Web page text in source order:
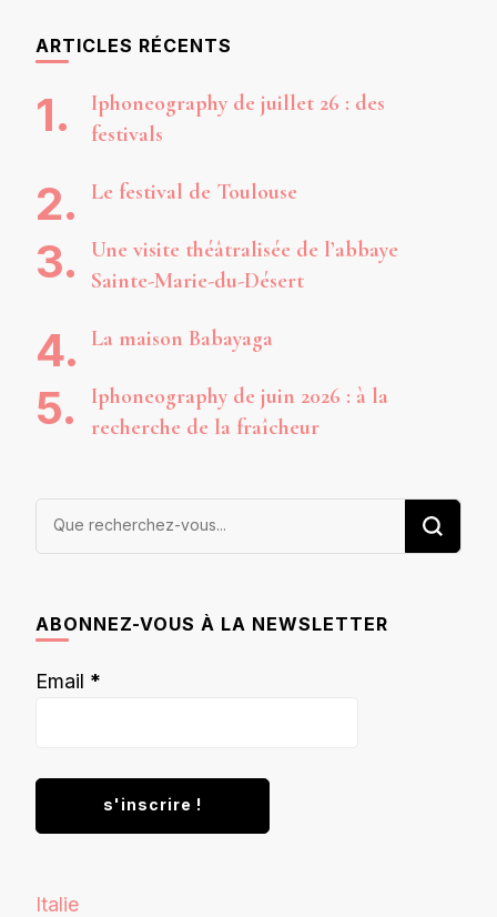
ARTICLES RÉCENTS
Iphoneography de juillet 26 : des
festivals
Le festival de Toulouse
Une visite théâtralisée de l’abbaye
Sainte-Marie-du-Désert
La maison Babayaga
Iphoneography de juin 2026 : à la
recherche de la fraîcheur
Vous
ABONNEZ-VOUS À LA NEWSLETTER
Email *
Italie